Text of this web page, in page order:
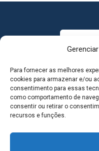
Para fornecer as melhores
cookies para armazenar e/ou
consentimento para essas
como comportamento de
consentir ou retirar o
recursos e funções.
MAPA DO SITE